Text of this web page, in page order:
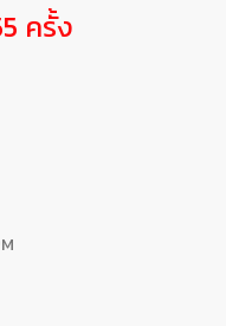
ครั้ง